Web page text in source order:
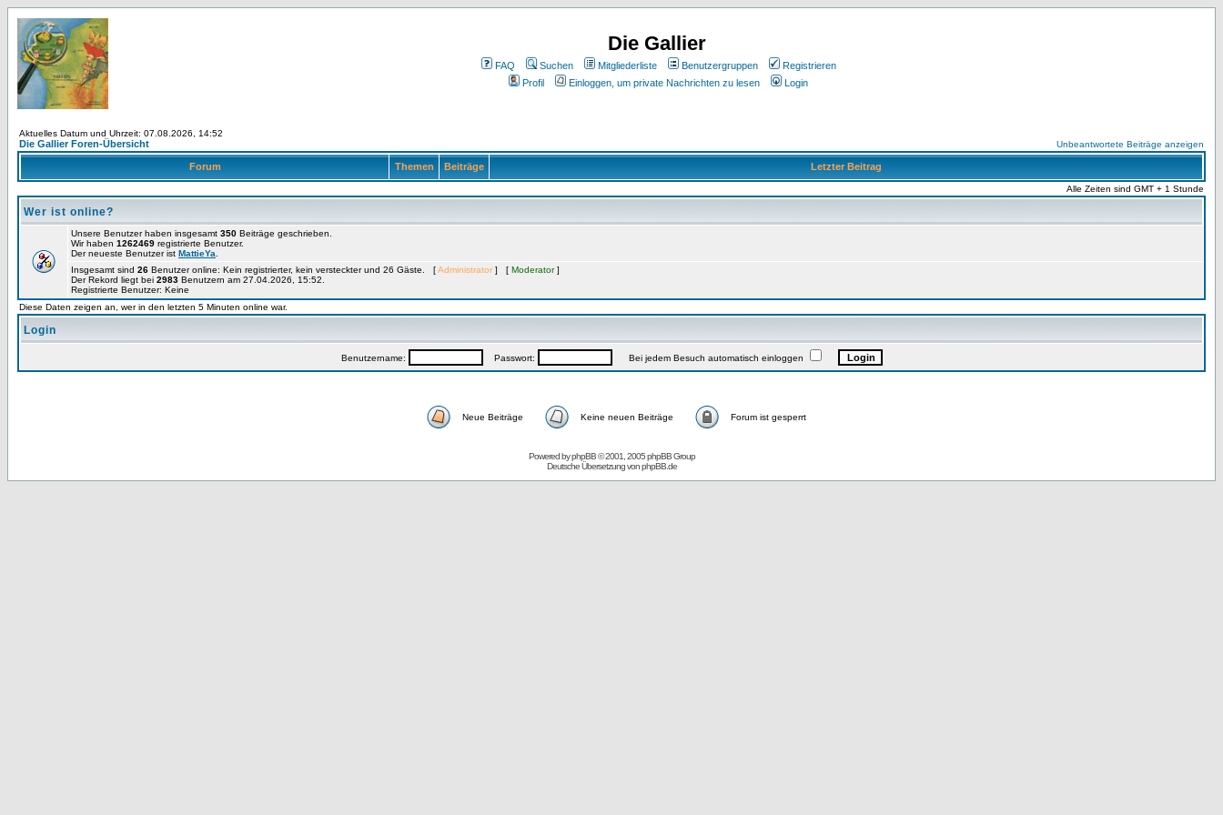
Die Gallier
FAQ Suchen Mitgliederliste Benutzergruppen
Registrieren
Profil
Einloggen, um private Nachrichten zu lesen Login
Aktuelles Datum und Uhrzeit: 07.08.2026, 14:52
Die Gallier Foren-Übersicht Unbeantwortete Beiträge anzeigen
Forum Themen Beiträge Letzter Beitrag
Alle Zeiten sind GMT + 1 Stunde
Wer ist online?
Unsere Benutzer haben insgesamt 350 Beiträge geschrieben.
Wir haben 1262469 registrierte Benutzer.
Der neueste Benutzer ist MattieYa
Insgesamt sind 26 Benutzer online: Kein registrierter, kein versteckter und 26 Gäste. [Administrator ] [ Moderator]
Der Rekord liegt bei 2983 Benutzern am 27.04.2026, 15:52.
Registrierte Benutzer: Keine
Diese Daten zeigen an, wer in den letzten 5 Minuten online war.
Login
Benutzername: Passwort: Bei jedem Besuch automatisch einloggen
Neue Beiträge Keine neuen Beiträge Forum ist gesperrt
Powered byphpBB© 2001, 2005 phpBB Group
Deutsche Übersetzung vonphpBB.de